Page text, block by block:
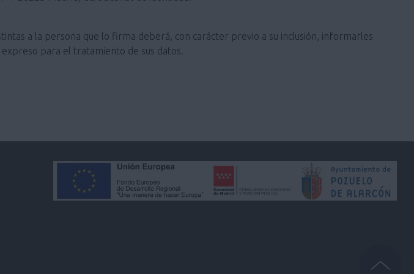
a la persona que lo firma deberá, con carácter previo a su inclusión, informarles
para el tratamiento de sus datos.